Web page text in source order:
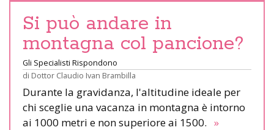
Si può andare in
montagna col pancione?
Gli Specialisti Rispondono
di Dottor Claudio Ivan Brambilla
Durante la gravidanza, l'altitudine ideale per
chi sceglie una vacanza in montagna è intorno
ai 1000 metri e non superiore ai 1500. »